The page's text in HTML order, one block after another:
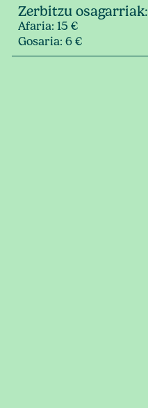
Zerbitzu osagarriak:
Afaria: 15 €
Gosaria: 6 €